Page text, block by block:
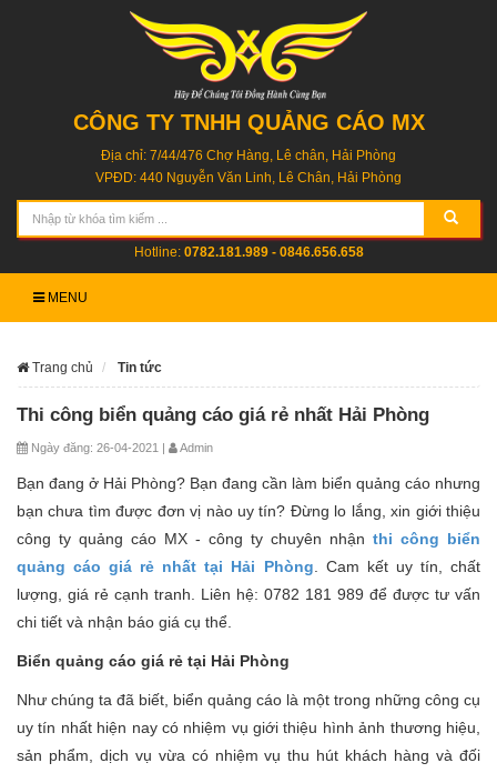
CÔNG TY TNHH QUẢNG CÁO MX
Địa chỉ: 7/44/476 Chợ Hàng, Lê chân, Hải Phòng
VPĐD: 440 Nguyễn Văn Linh, Lê Chân, Hải Phòng
Hotline: 0782.181.989 - 0846.656.658
MENU
Trang chủ Tin tức
Thi công biển quảng cáo giá rẻ nhất Hải Phòng
Ngày đăng: 26-04-2021 | Admin
Bạn đang ở Hải Phòng? Bạn đang cần làm biển quảng cáo nhưng
bạn chưa tìm được đơn vị nào uy tín? Đừng lo lắng, xin giới thiệu
công ty quảng cáo MX - công ty chuyên nhận thi công biển
quảng cáo giá rẻ nhất tại Hải Phòng . Cam kết uy tín, chất
lượng, giá rẻ cạnh tranh. Liên hệ: 0782 181 989 để được tư vấn
chi tiết và nhận báo giá cụ thể.
Biển quảng cáo giá rẻ tại Hải Phòng
Như chúng ta đã biết, biển quảng cáo là một trong những công cụ
uy tín nhất hiện nay có nhiệm vụ giới thiệu hình ảnh thương hiệu,
sản phẩm, dịch vụ vừa có nhiệm vụ thu hút khách hàng và đối